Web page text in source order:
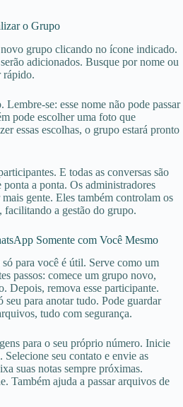
o Grupo
grupo clicando no ícone indicado.
adicionados. Busque por nome ou
rápido.
se: esse nome não pode passar
pode escolher uma foto que
essas escolhas, o grupo estará pronto
E todas as conversas são
a ponta. Os administradores
gente. Eles também controlam os
a gestão do grupo.
Somente com Você Mesmo
para você é útil. Serve como um
passos: comece um grupo novo,
Depois, remova esse participante.
seu para anotar tudo. Pode guardar
tudo com segurança.
para o seu próprio número. Inicie
seu contato e envie as
suas notas sempre próximas.
Também ajuda a passar arquivos de